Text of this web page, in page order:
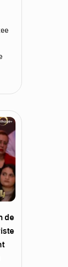
de